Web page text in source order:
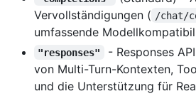
Vervollständigungen ( /chat/
umfassende
"responses"
- Responses
von Multi-Turn-Kontexten,
und die Unterstützung für